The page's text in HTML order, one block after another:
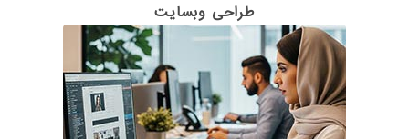
طراحی وبسایت